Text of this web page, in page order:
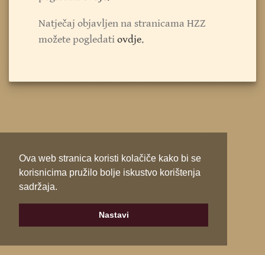
Ova web stranica koristi kolačiče kako bi se
korisnicima pružilo bolje iskustvo korištenja
sadržaja.
Nastavi
Natječaj objavljen na stranicama HZZ
možete pogledatiovdje.